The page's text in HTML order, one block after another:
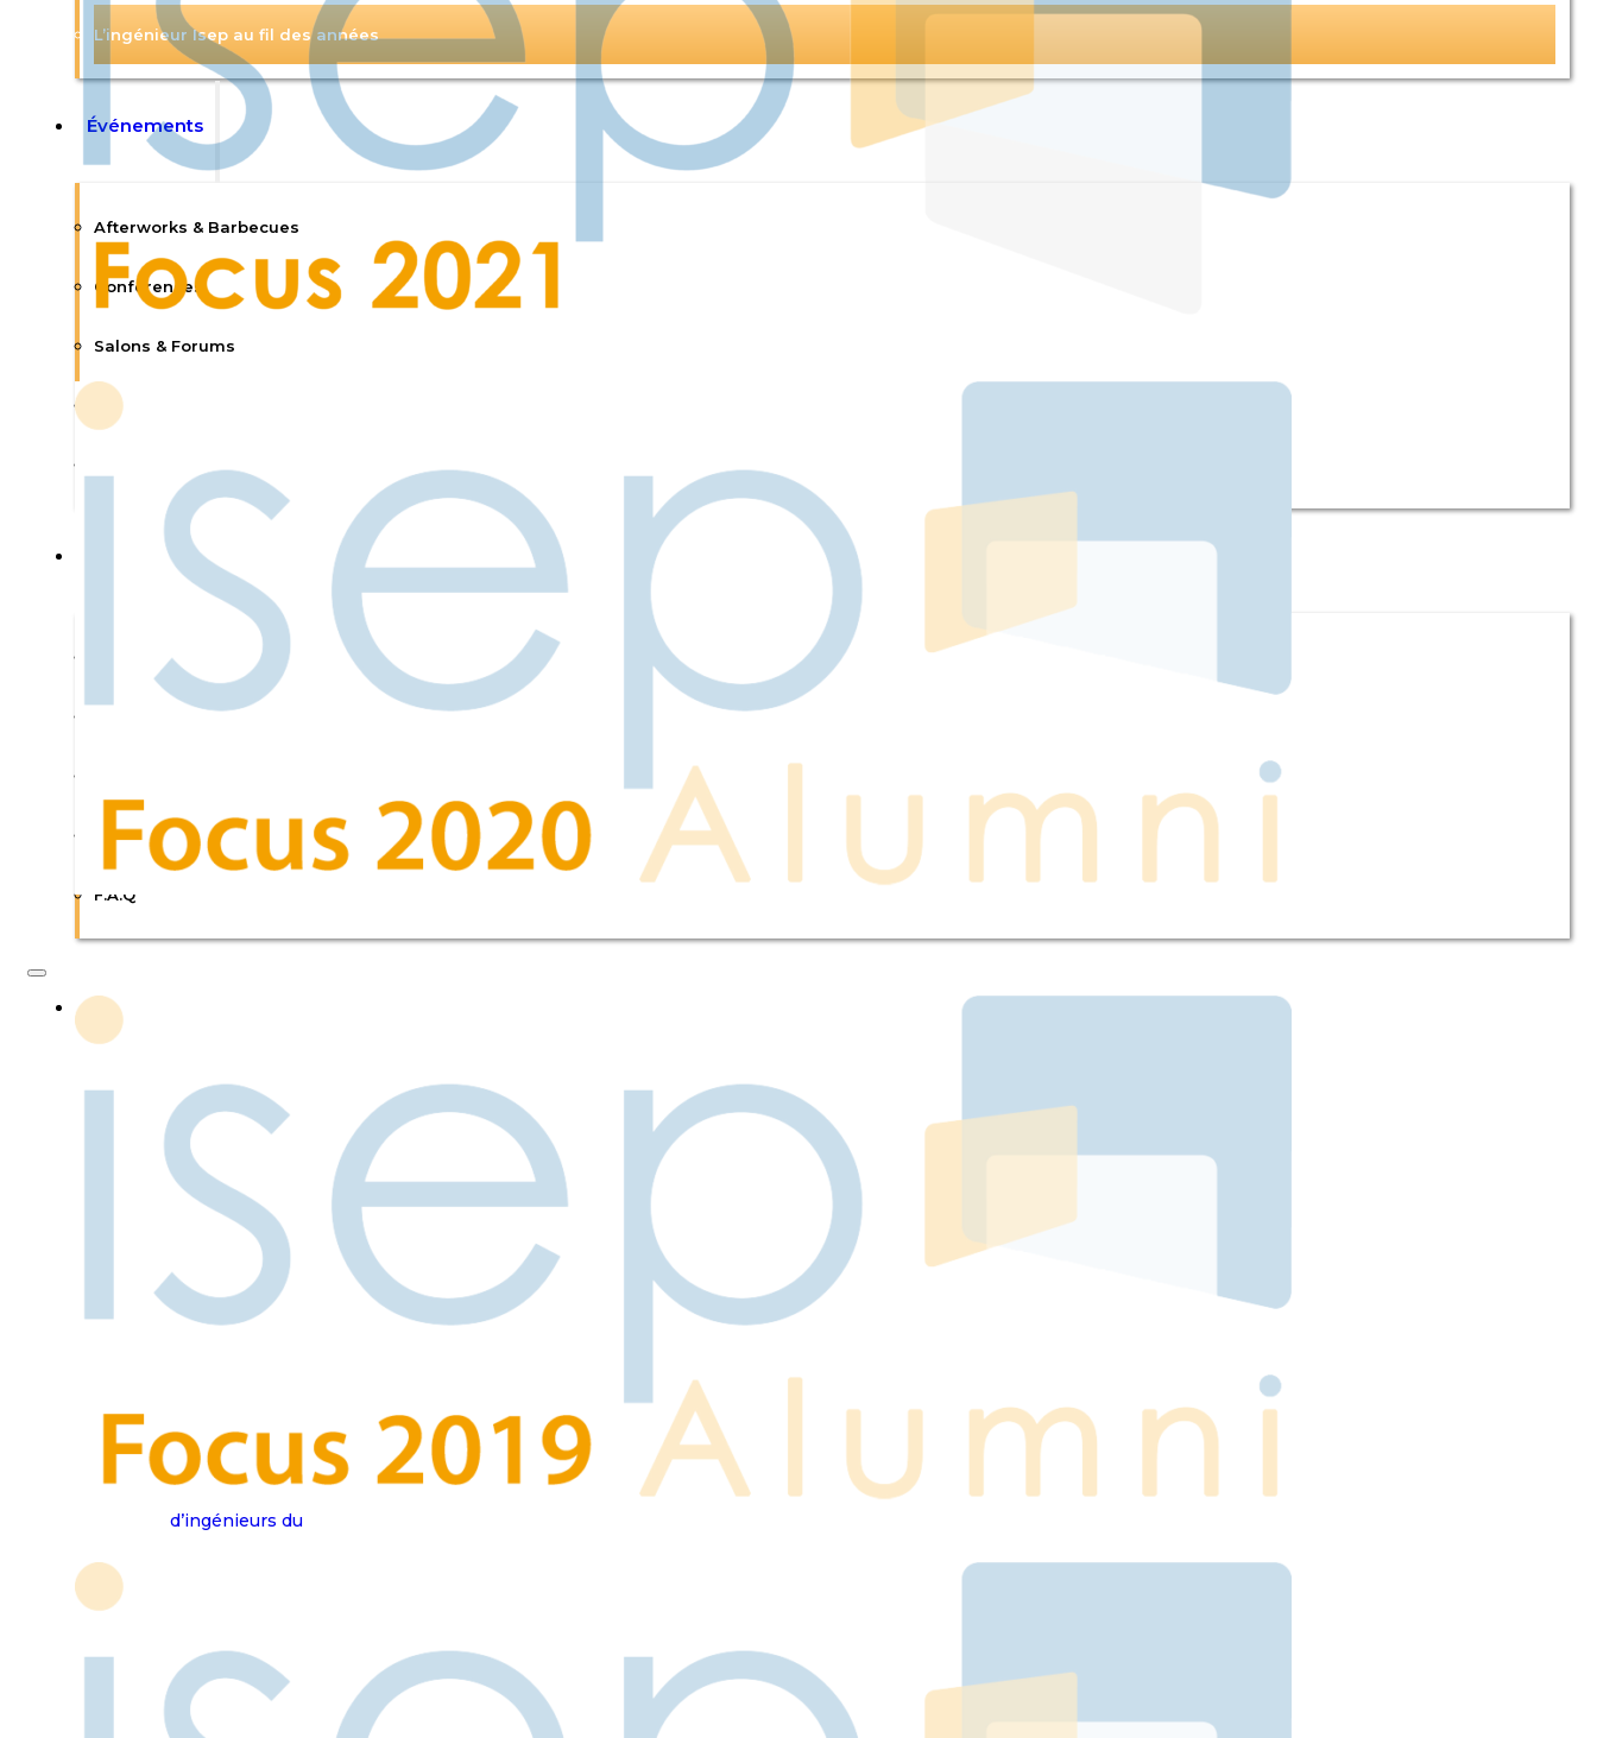
L’ingénieur Isep au fil des années
Événements
Afterworks & Barbecues
Conférences
Salons & Forums
Visites Culturelles
Communication
Actualités
Flash Signaux
Nous contacter
F.A.Q
Association
Fonctionnement
L’équipe
Statuts
Règlement
Isep : Ecole
d’ingénieurs du
et Scientifiques de